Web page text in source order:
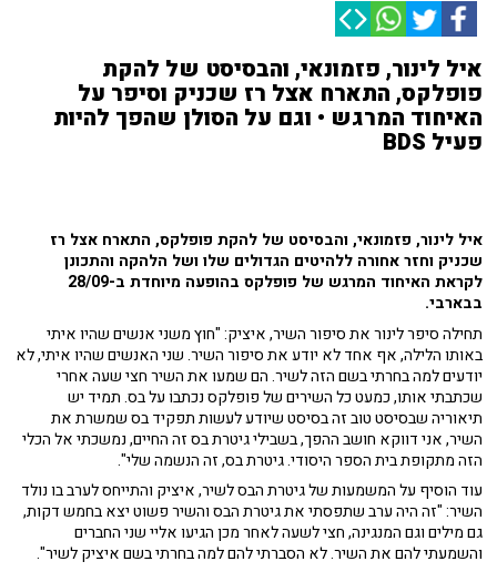
איל לינור, פזמונאי, והבסיסט של להקת
פופלקס, התארח אצל רז שכניק וסיפר על
האיחוד המרגש • וגם על הסולן שהפך להיות
פעיל BDS
איל לינור, פזמונאי, והבסיסט של להקת פופלקס, התארח אצל רז
שכניק וחזר אחורה ללהיטים הגדולים שלו ושל הלהקה והתכונן
לקראת האיחוד המרגש של פופלקס בהופעה מיוחדת ב-28/09
בבארבי.
תחילה סיפר לינור את סיפור השיר, איציק: "חוץ משני אנשים שהיו איתי
באותו הלילה, אף אחד לא יודע את סיפור השיר. שני האנשים שהיו איתי, לא
יודעים למה בחרתי בשם הזה לשיר. הם שמעו את השיר חצי שעה אחרי
שכתבתי אותו, כמעט כל השירים של פופלקס נכתבו על בס. תמיד יש
תיאוריה שבסיסט טוב זה בסיסט שיודע לעשות תפקיד בס שמשרת את
השיר, אני דווקא חושב ההפך, בשבילי גיטרת בס זה החיים, נמשכתי אל הכלי
הזה מתקופת בית הספר היסודי. גיטרת בס, זה הנשמה שלי".
עוד הוסיף על המשמעות של גיטרת הבס לשיר, איציק והתייחס לערב בו נולד
השיר: "זה היה ערב שתפסתי את גיטרת הבס והשיר פשוט יצא בחמש דקות,
גם מילים וגם המנגינה, חצי לשעה לאחר מכן הגיעו אליי שני החברים
והשמעתי להם את השיר. לא הסברתי להם למה בחרתי בשם איציק לשיר".